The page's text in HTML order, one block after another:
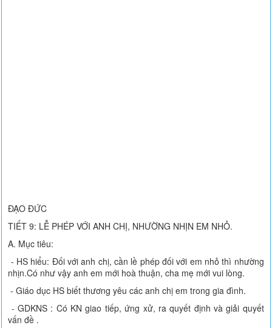
ĐẠO ĐỨC
TIẾT 9: LỄ PHÉP VỚI ANH CHỊ, NHƯỜNG NHỊN EM NHỎ.
A. Mục tiêu:
- HS hiểu: Đối với anh chị, cần lề phép đối với em nhỏ thì nhường
nhịn.Có như vậy anh em mới hoà thuận, cha mẹ mới vui lòng.
- Giáo dục HS biết thương yêu các anh chị em trong gia đình.
- GDKNS : Có KN giao tiếp, ứng xử, ra quyết định và giải quyết
vấn đề .